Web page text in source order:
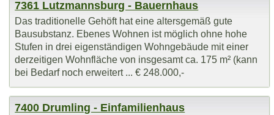
7361 Lutzmannsburg - Bauernhaus
Das traditionelle Gehöft hat eine altersgemäß gute
Bausubstanz. Ebenes Wohnen ist möglich ohne hohe
Stufen in drei eigenständigen Wohngebäude mit einer
derzeitigen Wohnfläche von insgesamt ca. 175 m² (kann
bei Bedarf noch erweitert ... € 248.000,-
7400 Drumling - Einfamilienhaus